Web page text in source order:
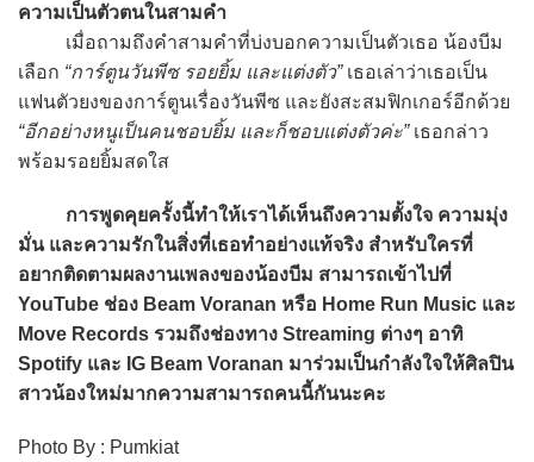
ความเป็นตัวตนในสามคำ
เมื่อถามถึงคำสามคำที่บ่งบอกความเป็นตัวเธอ น้องบีม
เลือก “การ์ตูนวันพีซ รอยยิ้ม และแต่งตัว”เธอเล่าว่าเธอเป็น
แฟนตัวยงของการ์ตูนเรื่องวันพีซ และยังสะสมฟิกเกอร์อีกด้วย
“อีกอย่างหนูเป็นคนชอบยิ้ม และก็ชอบแต่งตัวค่ะ”เธอกล่าว
พร้อมรอยยิ้มสดใส
การพูดคุยครั้งนี้ทำให้เราได้เห็นถึงความตั้งใจ ความมุ่ง
มั่น และความรักในสิ่งที่เธอทำอย่างแท้จริง สำหรับใครที่
อยากติดตามผลงานเพลงของน้องบีม สามารถเข้าไปที่
YouTube ช่อง Beam Voranan หรือ Home Run Music และ
Move Records รวมถึงช่องทาง Streaming ต่างๆ อาทิ
Spotify และ IG Beam Voranan มาร่วมเป็นกำลังใจให้ศิลปิน
สาวน้องใหม่มากความสามารถคนนี้กันนะคะ
Photo By : Pumkiat